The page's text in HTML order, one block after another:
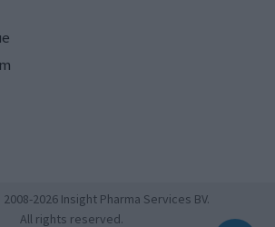
2026 Insight Pharma Services BV.
All rights reserved.